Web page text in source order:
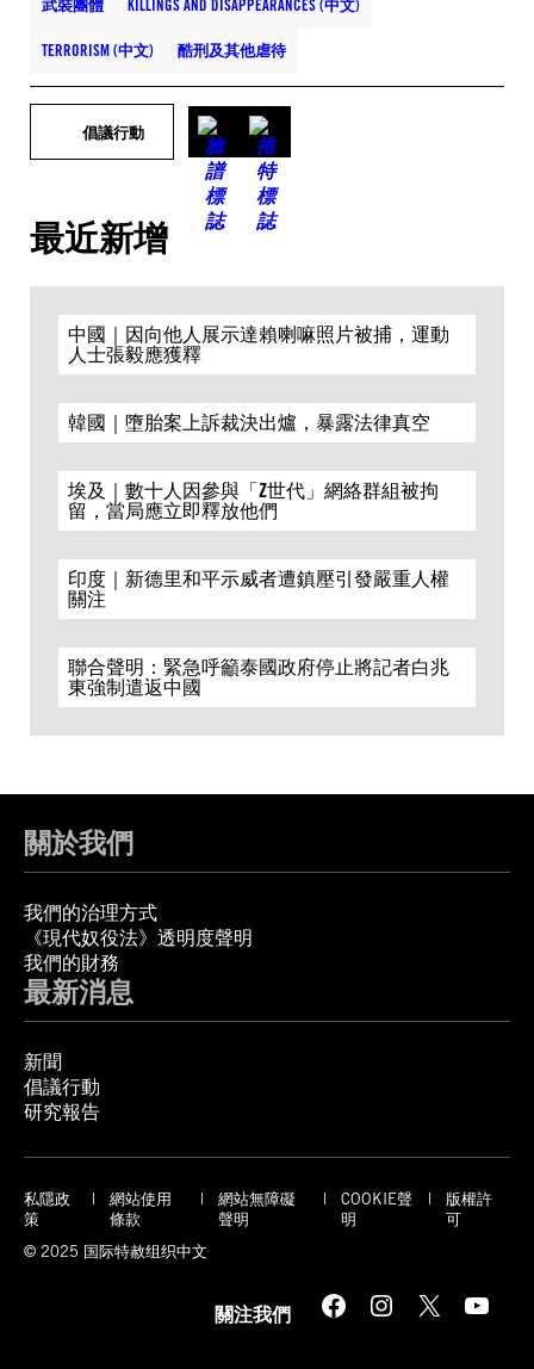
武裝團體 KILLINGS AND DISAPPEARANCES (中文)
TERRORISM (中文) 酷刑及其他虐待
倡議行動
最近新增
中國｜因向他人展示達賴喇嘛照片被捕，運動
人士張毅應獲釋
韓國｜墮胎案上訴裁決出爐，暴露法律真空
埃及｜數十人因參與「Z世代」網絡群組被拘
留，當局應立即釋放他們
印度｜新德里和平示威者遭鎮壓引發嚴重人權
關注
聯合聲明：緊急呼籲泰國政府停止將記者白兆
東強制遣返中國
關於我們
我們的治理方式
《現代奴役法》透明度聲明
我們的財務
最新消息
新聞
倡議行動
研究報告
私隱政
策
網站使用
條款
網站無障礙
聲明
COOKIE聲
明
版權許
可
© 2025 国际特赦组织中文
關注我們 Facebook Instagram X YouTube